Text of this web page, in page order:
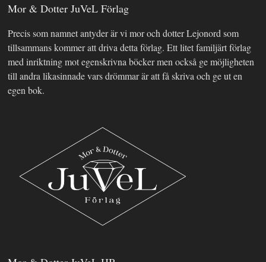
Mor & Dotter JuVeL Förlag
Precis som namnet antyder är vi mor och dotter Lejonord som
tillsammans kommer att driva detta förlag. Ett litet familjärt förlag
med inriktning mot egenskrivna böcker men också ge möjligheten
till andra likasinnade vars drömmar är att få skriva och ge ut en
egen bok.